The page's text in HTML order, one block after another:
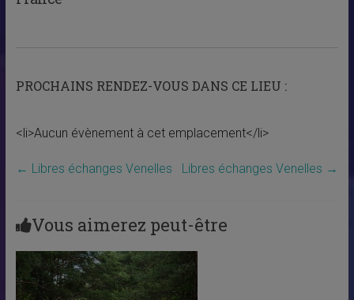
PROCHAINS RENDEZ-VOUS DANS CE LIEU :
<li>Aucun évènement à cet emplacement</li>
← Libres échanges Venelles Libres échanges Venelles →
Vous aimerez peut-être